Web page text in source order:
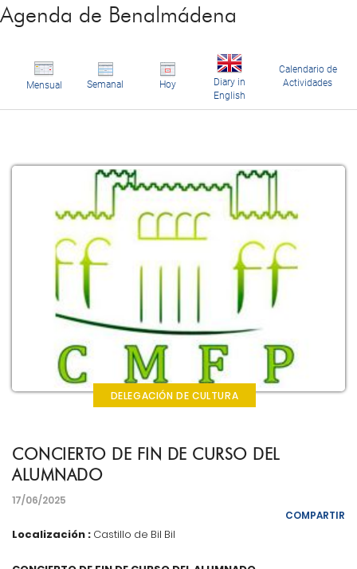
Agenda de Benalmádena
Mensual Semanal Hoy
Diary in
English
Calendario de
Actividades
DELEGACIÓN DE CULTURA
CONCIERTO DE FIN DE CURSO DEL
ALUMNADO
17/06/2025
COMPARTIR
Localización : Castillo de Bil Bil